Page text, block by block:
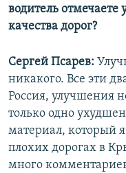
водитель
качества дорог?
Сергей Псарев:
никакого. Все эти
Россия, улучшения
только одно
материал, который
плохих дорогах в
много